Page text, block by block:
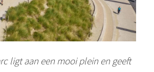
ligt aan een mooi plein en geeft